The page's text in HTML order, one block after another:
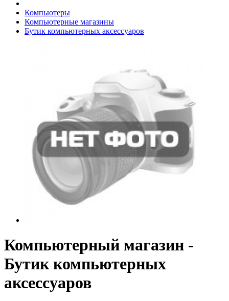
Компьютеры
Компьютерные магазины
Бутик компьютерных аксессуаров
Компьютерный магазин -
Бутик компьютерных
аксессуаров